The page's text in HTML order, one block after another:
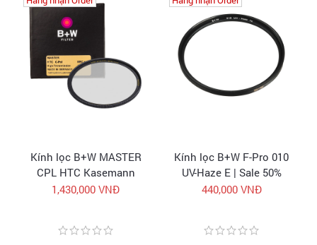
Kính lọc B+W MASTER
CPL HTC Kasemann
MRC nano
1,430,000 VNĐ
Kính lọc B+W F-Pro 010
UV-Haze E | Sale 50%
cho 40.5-46mm
440,000 VNĐ